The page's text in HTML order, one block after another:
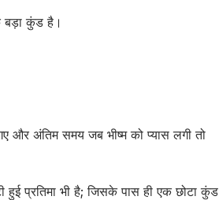
बड़ा कुंड है।
और अंतिम समय जब भीष्म को प्यास लगी तो
हुई प्रतिमा भी है; जिसके पास ही एक छोटा कुंड